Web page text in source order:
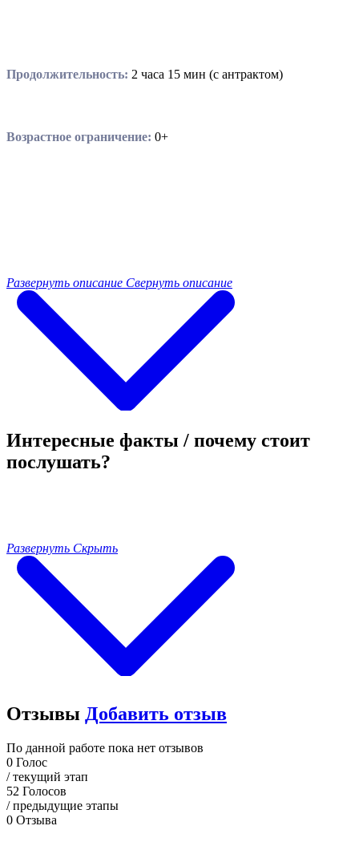
Продолжительность: 2 часа 15 мин (с антрактом)
Возрастное ограничение: 0+
Развернуть описание Свернуть описание
Интересные факты / почему стоит
послушать?
Развернуть Скрыть
Отзывы Добавить отзыв
По данной работе пока нет отзывов
0 Голос
/ текущий этап
52 Голосов
/ предыдущие этапы
0 Отзыва